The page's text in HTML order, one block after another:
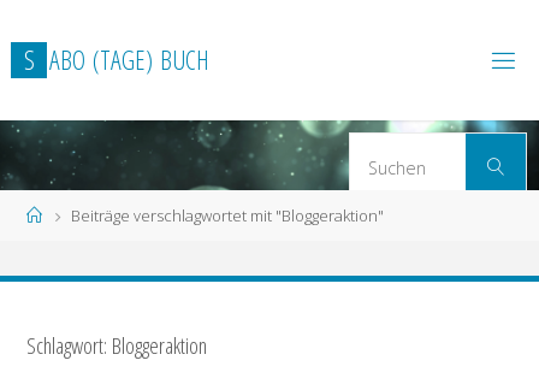
Inhalt
springen
S ABO (TAGE) BUCH
Suchen
StartBeiträge verschlagwortet mit "Bloggeraktion"
Schlagwort: Bloggeraktion